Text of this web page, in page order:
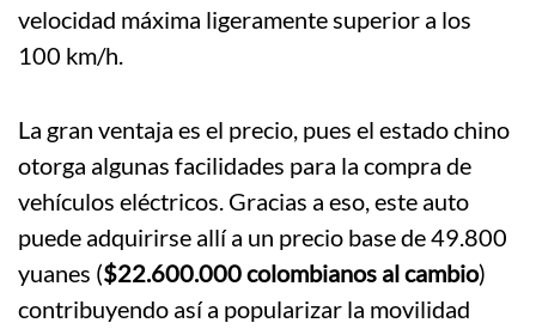
velocidad máxima ligeramente superior a los
100 km/h.
La gran ventaja es el precio, pues el estado chino
otorga algunas facilidades para la compra de
vehículos eléctricos. Gracias a eso, este auto
puede adquirirse allí a un precio base de 49.800
yuanes ($22.600.000 colombianos al cambio)
contribuyendo así a popularizar la movilidad